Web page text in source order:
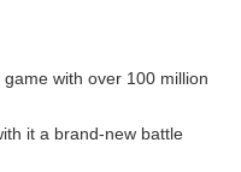
with over 100 million
it a brand-new battle